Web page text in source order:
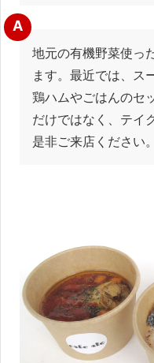
A
地元の有機野菜使っ
ます。最近では、ス
鶏ハムやごはんのセ
だけではなく、テイ
是非ご来店ください。